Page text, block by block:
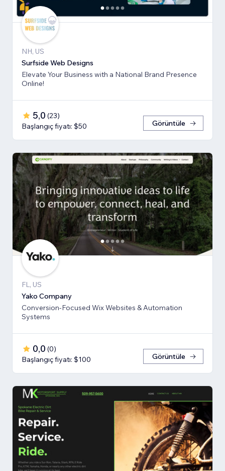
NH, US
Surfside Web Designs
Elevate Your Business with a National Brand Presence
Online!
5,0 (23)
Başlangıç fiyatı: $50
Görüntüle
FL, US
Yako Company
Conversion-Focused Wix Websites & Automation
Systems
0,0 (0)
Başlangıç fiyatı: $100
Görüntüle